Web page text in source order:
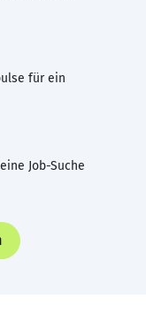
für ein
Job-Suche